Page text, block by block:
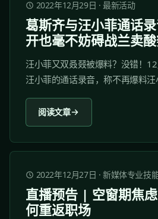
2022年12月29日 ·最新活动
葛斯齐与汪小菲通话
开也毫不妨碍战兰卖酸
汪小菲又双叒叕被爆料？没错！
汪小菲的通话录音，称不再爆料
为网友解决情感问题、在线打碟
的她，丝毫不懈怠，依然玩转直播
阅读文章
2022年12月27日 ·新媒体专业技
直播预告 | 空窗期焦
何重返职场